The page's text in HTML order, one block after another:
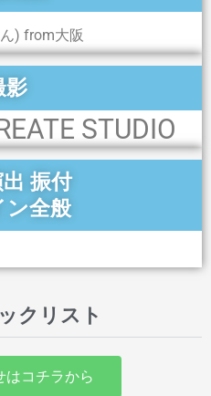
) from大阪
影
STUDIO
振付
ン全般
クリスト
はコチラから